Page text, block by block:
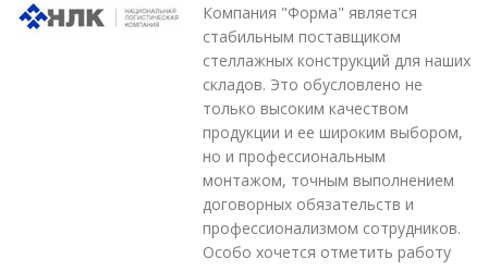
Компания "Форма" является
стабильным поставщиком
стеллажных конструкций для наших
складов. Это обусловлено не
только высоким качеством
продукции и ее широким выбором,
но и профессиональным
монтажом, точным выполнением
договорных обязательств и
профессионализмом сотрудников.
Особо хочется отметить работу